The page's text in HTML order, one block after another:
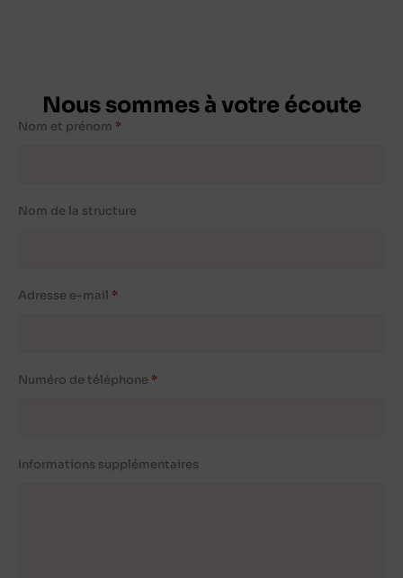
Nous sommes à votre écoute
Nom et prénom
Nom de la structure
Adresse e-mail
Numéro de téléphone
Informations supplémentaires